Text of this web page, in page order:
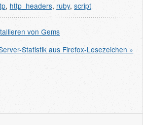
, http_headers, ruby, script
von Gems
Statistik aus Firefox-Lesezeichen »